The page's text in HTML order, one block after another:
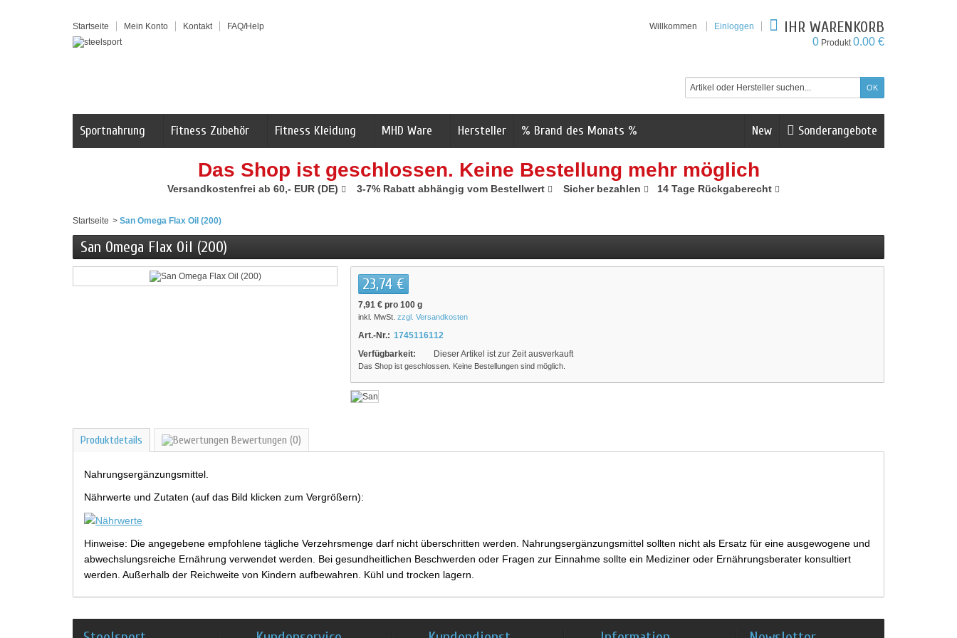
Startseite Mein Konto Kontakt FAQ/Help Willkommen Einloggen IHR WARENKORB
0 Produkt0.00 €
Sonderangebote
New
Sportnahrung Fitness Zubehör Fitness Kleidung MHD Ware Hersteller % Brand des Monats %
Das Shop ist geschlossen. Keine Bestellung mehr möglich
Versandkostenfrei ab 60,- EUR (DE) 3-7% Rabatt abhängig vom Bestellwert Sicher bezahlen 14 Tage Rückgaberecht
Startseite > San Omega Flax Oil (200)
San Omega Flax Oil (200)
23,74 €
7,91 € pro 100 g
inkl. MwSt. zzgl. Versandkosten
Art.-Nr.: 1745116112
Verfügbarkeit:
Dieser Artikel ist zur Zeit ausverkauft
Das Shop ist geschlossen. Keine Bestellungen sind möglich.
Produktdetails Bewertungen (0)
Nahrungsergänzungsmittel.
Nährwerte und Zutaten (auf das Bild klicken zum Vergrößern):
Hinweise: Die angegebene empfohlene tägliche Verzehrsmenge darf nicht überschritten werden. Nahrungsergänzungsmittel sollten nicht als Ersatz für eine ausgewogene und
abwechslungsreiche Ernährung verwendet werden. Bei gesundheitlichen Beschwerden oder Fragen zur Einnahme sollte ein Mediziner oder Ernährungsberater konsultiert
werden. Außerhalb der Reichweite von Kindern aufbewahren. Kühl und trocken lagern.